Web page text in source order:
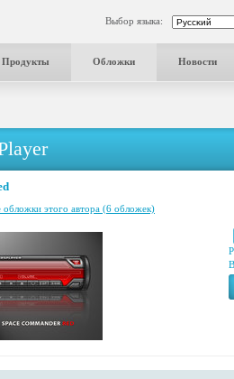
Выбор языка:
Продукты Обложки Новости
обложки этого автора (6 обложек)